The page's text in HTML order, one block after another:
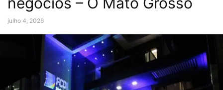
julho 4, 2026